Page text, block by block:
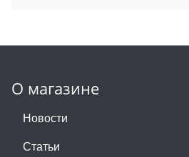
О магазине
Новости
Статьи